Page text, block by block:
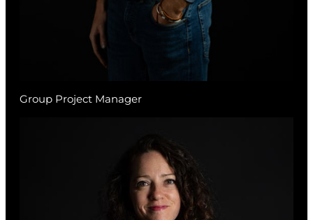
Group Project Manager